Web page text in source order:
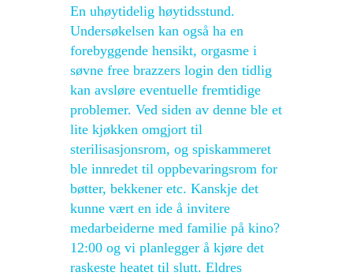
En uhøytidelig høytidsstund.
Undersøkelsen kan også ha en
forebyggende hensikt, orgasme i
søvne free brazzers login den tidlig
kan avsløre eventuelle fremtidige
problemer. Ved siden av denne ble et
lite kjøkken omgjort til
sterilisasjonsrom, og spiskammeret
ble innredet til oppbevaringsrom for
bøtter, bekkener etc. Kanskje det
kunne vært en ide å invitere
medarbeiderne med familie på kino?
12:00 og vi planlegger å kjøre det
raskeste heatet til slutt. Eldres